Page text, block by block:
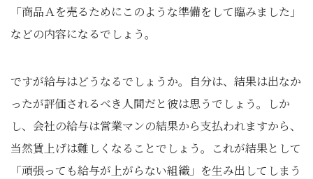
「商品Ａを売るためにこのような準備をして臨みました」
などの内容になるでしょう。
ですが給与はどうなるでしょうか。自分は、結果は出なか
ったが評価されるべき人間だと彼は思うでしょう。しか
し、会社の給与は営業マンの結果から支払われますから、
当然賃上げは難しくなることでしょう。これが結果として
「頑張っても給与が上がらない組織」を生み出してしまう